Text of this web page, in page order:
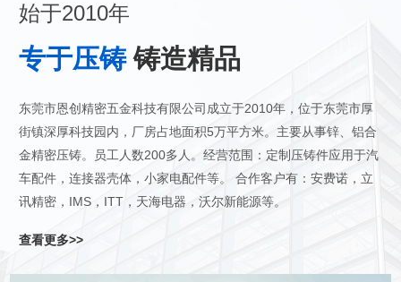
始于2010年
专于压铸铸造精品
东莞市恩创精密五金科技有限公司成立于2010年，位于东莞市厚
街镇深厚科技园内，厂房占地面积5万平方米。主要从事锌、铝合
金精密压铸。员工人数200多人。经营范围：定制压铸件应用于汽
车配件，连接器壳体，小家电配件等。 合作客户有：安费诺，立
讯精密，IMS，ITT，天海电器，沃尔新能源等。
查看更多>>